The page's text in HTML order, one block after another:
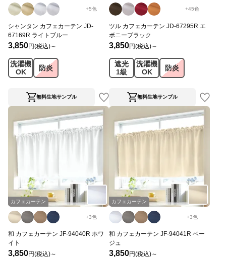
+5色
シャンタン カフェカーテン JD-
67169R ライトブルー
3,850円(税込)～
洗濯機
OK
防炎
無料生地サンプル
+45色
ツル カフェカーテン JD-67295R エ
ボニーブラック
3,850円(税込)～
遮光
1級
洗濯機
OK
防炎
無料生地サンプル
カフェカーテン
+3色
和 カフェカーテン JF-94040R ホワ
イト
3,850円(税込)～
カフェカーテン
+3色
和 カフェカーテン JF-94041R ベー
ジュ
3,850円(税込)～